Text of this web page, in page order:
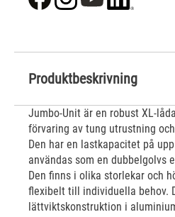
Produktbeskrivning
Jumbo-Unit är en robust XL-
förvaring av tung utrustning
Den har en lastkapacitet på
användas som en dubbelgolvs
Den finns i olika storlekar och
flexibelt till individuella behov.
lättviktskonstruktion i